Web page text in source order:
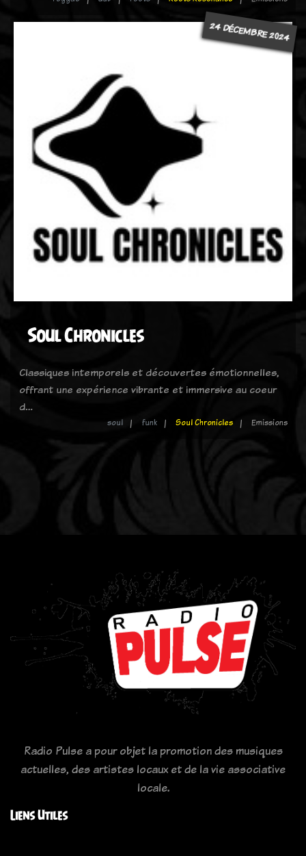
24 DÉCEMBRE 2024
Soul Chronicles
Classiques intemporels et découvertes émotionnelles,
offrant une expérience vibrante et immersive au coeur
d…
soul funk Soul Chronicles Emissions
Radio Pulse a pour objet la promotion des musiques
actuelles, des artistes locaux et de la vie associative
locale.
Liens Utiles